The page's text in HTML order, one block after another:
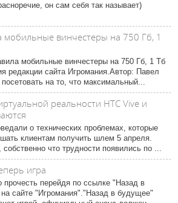
он сам себя так называет)
мобильные винчестеры на 750 Гб, 1
мобильные винчестеры на 750 Гб, 1 Тб
редакции сайта Игромания.Автор: Павел
на то, что максимальный...
реальности HTC Vive и
о технических проблемах, которые
клиентам получить шлем 5 апреля.
собственно что трудности появились по ...
игра
прочесть перейдя по ссылке "Назад в
сайте "Игромания"."Назад в будущее"